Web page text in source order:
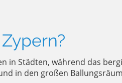
Städten, während das
in den großen